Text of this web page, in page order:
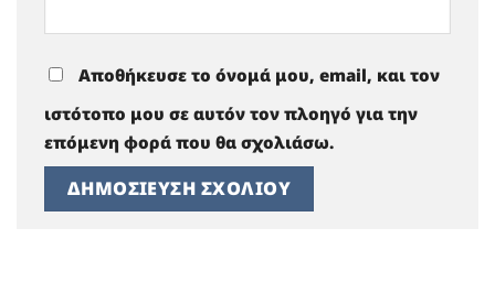
Αποθήκευσε το όνομά μου, email, και τον
ιστότοπο μου σε αυτόν τον πλοηγό για την
επόμενη φορά που θα σχολιάσω.